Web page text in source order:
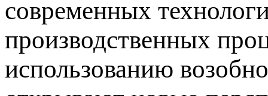
современных
производственных
использованию